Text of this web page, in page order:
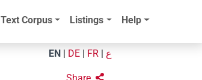
Text Corpus Listings Help
EN DE FR ع